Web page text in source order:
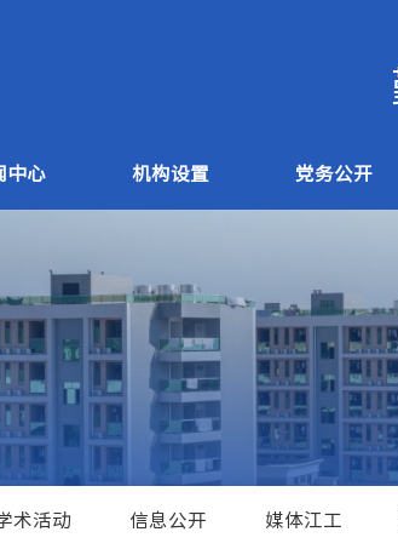
中心 机构设置 党务公开
术活动 信息公开 媒体江工